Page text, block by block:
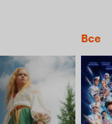
Все